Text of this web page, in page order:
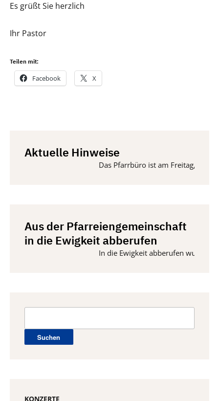
Es grüßt Sie herzlich
Ihr Pastor
Teilen mit:
Facebook X
Aktuelle Hinweise
Das Pfarrbüro ist am Freitag, 14.
Aus der Pfarreiengemeinschaft
in die Ewigkeit abberufen
In die Ewigkeit abberufen wurden
KONZERTE